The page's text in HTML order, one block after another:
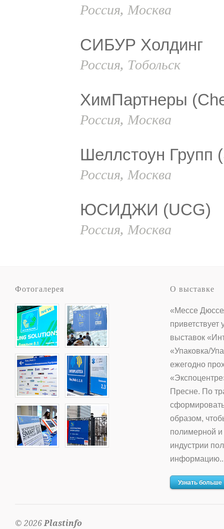
Россия, Москва
СИБУР Холдинг
Россия, Тобольск
ХимПартнеры
Россия, Москва
Шеллстоун Групп
Россия, Москва
ЮСИДЖИ (UCG)
Россия, Москва
Фотогалерея О выставке
«Мессе
приветствует
выставок
«Упаковка/
ежегодно
Пресне. По
образом,
полимерной и
индустрии
Узнать больше
© 2026Plastinfo